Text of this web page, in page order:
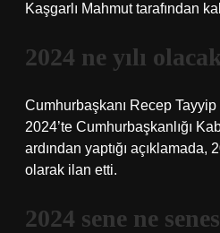
Kaşgarlı Mahmut tarafından
2024 ne yılı
Cumhurbaşkanı Recep
2024’te Cumhurbaşkanlığı
ardından yaptığı açıklamada,
olarak ilan etti.
2024 sene ne